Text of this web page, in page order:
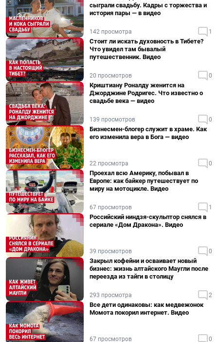
сыграли свадьбу. Кадры с торжества и
история пары — в видео
142 просмотра 1
Стоит ли искать духовность в Тибете?
Что увидел там бывалый
путешественник. Видео
20 просмотров 0
Криштиану Роналду женится на
Джорджине Родригес. Что известно о
свадьбе века — видео
139 просмотров 0
Бизнесмен-блогер служит в храме. Как
его изменила вера в Бога — видео
22 просмотра 0
Проехал всю Америку, побывал в
Европе: как байкер путешествует по
миру на мотоцикле. Видео
67 просмотров 1
Российский ниндзя-скульптор снялся в
сериале «Дом Дракона». Видео
39 просмотров 0
Закрыл кофейни и осваивает новый
бизнес: жизнь алтайского Маугли после
переезда из тайги в столицу
293 просмотра 2
Все дети одинаковы: как медвежонок
Момота покорил интернет. Видео
67 просмотров 0